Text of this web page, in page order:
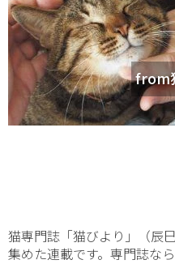
from
猫専門誌「猫びより」（辰
集めた連載です。専門誌な